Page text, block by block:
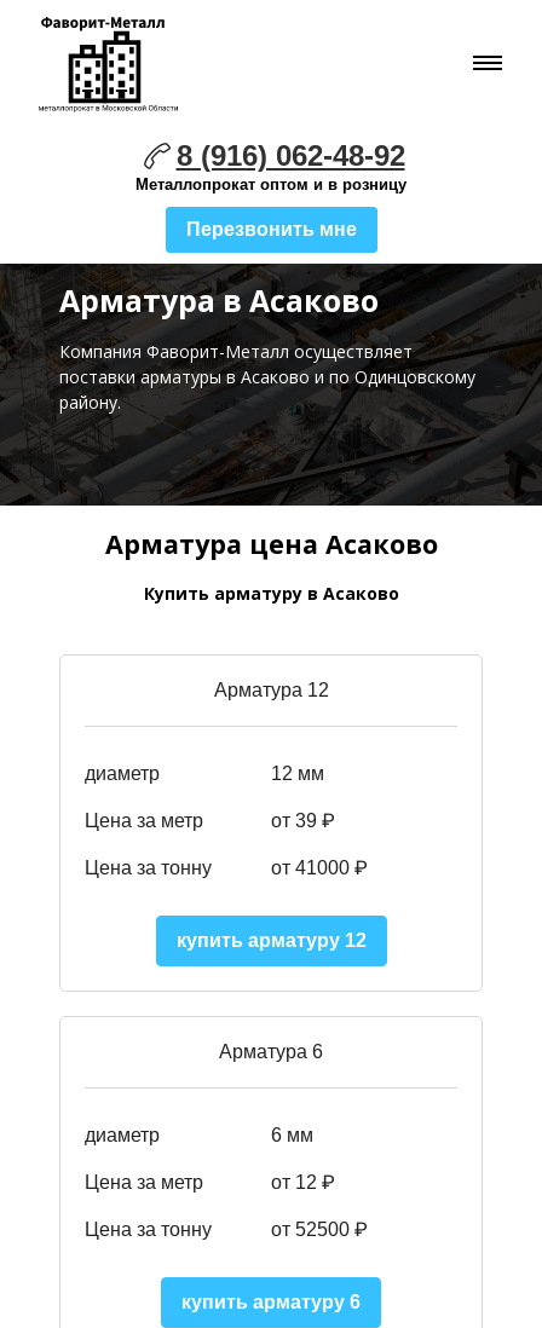
8 (916) 062-48-92
Металлопрокат оптом и в розницу
Перезвонить мне
Арматура в Асаково
Компания Фаворит-Металл осуществляет
поставкиарматуры в Асаково и по Одинцовскому
району.
Арматура цена Асаково
Купить арматуру в Асаково
Арматура 12
диаметр 12 мм
Цена за метр от 39 ₽
Цена за тонну от 41000 ₽
купить арматуру 12
Арматура 6
диаметр 6 мм
Цена за метр от 12 ₽
Цена за тонну от 52500 ₽
купить арматуру 6